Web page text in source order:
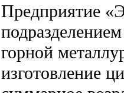
Предприятие
горной
изготовление